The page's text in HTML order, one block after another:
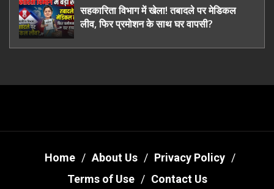
सहकारिता विभाग में खेला! तबादले पर मेडिकल
लीव, फिर प्रमोशन के साथ घर वापसी?
Home About Us
Privacy Policy
Terms of Use
Contact Us